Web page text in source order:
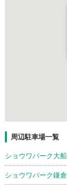
周辺駐車場一覧
ショウワパーク大船
ショウワパーク鎌